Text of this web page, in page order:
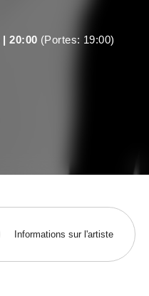
| 20:00 (Portes: 19:00)
Informations sur l'artiste